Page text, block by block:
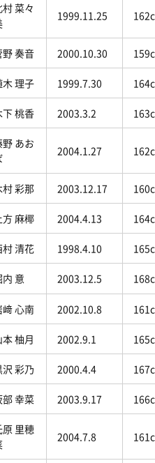
菜々
1999.11.25
野 奏音 2000.10.30
木 理子 1999.7.30
下 桃香 2003.3.2
野 あお
2004.1.27
村 彩那 2003.12.17
方 麻椰 2004.4.13
村 清花 1998.4.10
内 意 2003.12.5
﨑 心南 2002.10.8
本 柚月 2002.9.1
沢 彩乃 2000.4.4
部 幸菜 2003.9.17
原 里穂
2004.7.8